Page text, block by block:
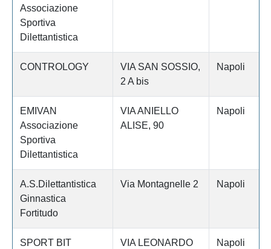
Associazione
Sportiva
Dilettantistica
CONTROLOGY
VIA SAN SOSSIO,
2 A bis
Napoli
EMIVAN
Associazione
Sportiva
Dilettantistica
VIA ANIELLO
ALISE, 90
Napoli
A.S.Dilettantistica
Ginnastica
Fortitudo
Via Montagnelle 2 Napoli
SPORT BIT
VIA LEONARDO
Napoli